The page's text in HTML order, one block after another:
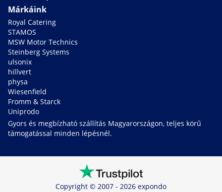
Márkáink
Royal Catering
STAMOS
MSW Motor Technics
Steinberg Systems
ulsonix
hillvert
physa
Wiesenfield
Fromm & Starck
Uniprodo
Gyors és megbízható szállítás Magyarországon, teljes körű
támogatással minden lépésnél.
Copyright © 2007 - 2026 expondo